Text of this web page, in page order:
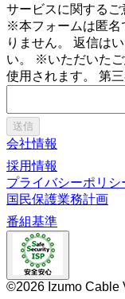
サービスに関するご
※本フォームは匿名
りません。 返信は
い。 ※いただいた
使用されます。 第
送信
会社情報
採用情報
プライバシーポリシ
国民保護業務計画
番組基準
©2026 Izumo Cable